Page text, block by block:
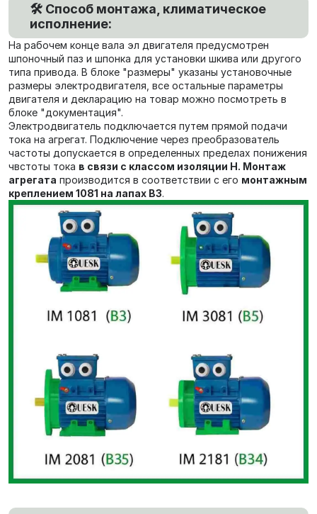
🛠️ Способ монтажа, климатическое
исполнение:
На рабочем конце вала эл двигателя предусмотрен
шпоночный паз и шпонка для установки шкива или другого
типа привода. В блоке "размеры" указаны установочные
размеры электродвигателя, все остальные параметры
двигателя и декларацию на товар можно посмотреть в
блоке "документация".
Электродвигатель подключается путем прямой подачи
тока на агрегат. Подключение через преобразователь
частоты допускается в определенных пределах понижения
чвстоты тока в связи с классом изоляции Н. Монтаж
агрегата производится в соответствии с его монтажным
креплением 1081 на лапах В3.